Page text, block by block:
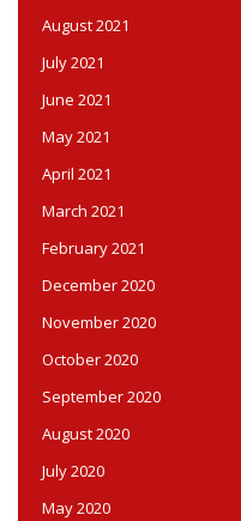
August 2021
July 2021
June 2021
May 2021
April 2021
March 2021
February 2021
December 2020
November 2020
October 2020
September 2020
August 2020
July 2020
May 2020